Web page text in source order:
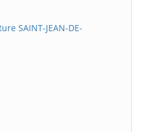
SAINT-JEAN-DE-